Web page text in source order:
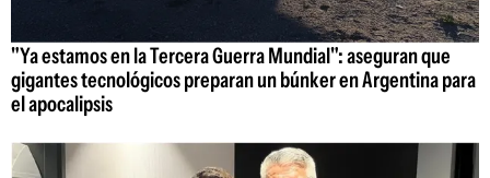
"Ya estamos en la Tercera Guerra Mundial": aseguran que
gigantes tecnológicos preparan un búnker en Argentina para
el apocalipsis